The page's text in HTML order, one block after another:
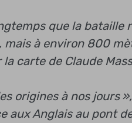
que la bataille
mais à environ 800
carte de Claude
origines à nos jours »,
aux Anglais au pont